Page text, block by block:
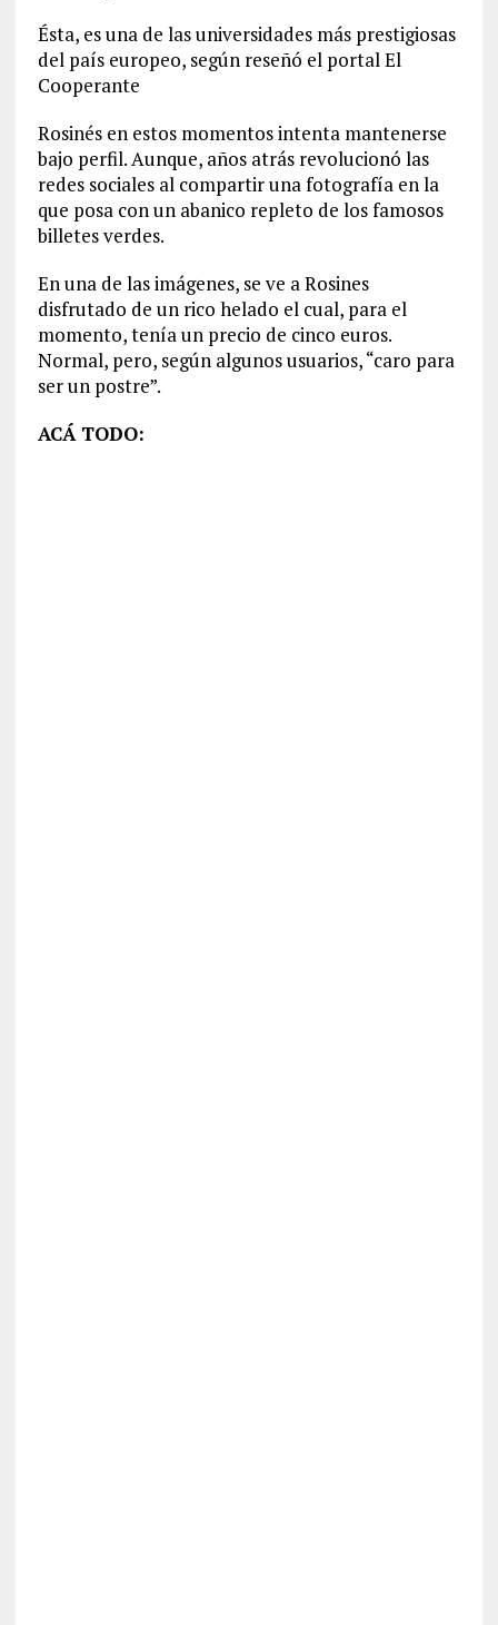
Ésta, es una de las universidades más prestigiosas
del país europeo, según reseñó el portal El
Cooperante
Rosinés en estos momentos intenta mantenerse
bajo perfil. Aunque, años atrás revolucionó las
redes sociales al compartir una fotografía en la
que posa con un abanico repleto de los famosos
billetes verdes.
En una de las imágenes, se ve a Rosines
disfrutado de un rico helado el cual, para el
momento, tenía un precio de cinco euros.
Normal, pero, según algunos usuarios, “caro para
ser un postre”.
ACÁ TODO: